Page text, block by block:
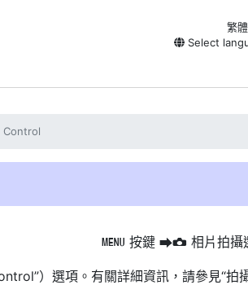
繁
Select
Control
G 按鍵 UC 相片拍攝
）選項。有關詳細資訊，請參見“拍